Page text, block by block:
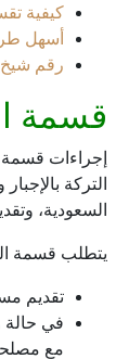
كيفية
أسهل
رقم
قسمة
إجراءات
التركة
السعودية،
يتطلب قسمة
تقديم
في حالة
مع